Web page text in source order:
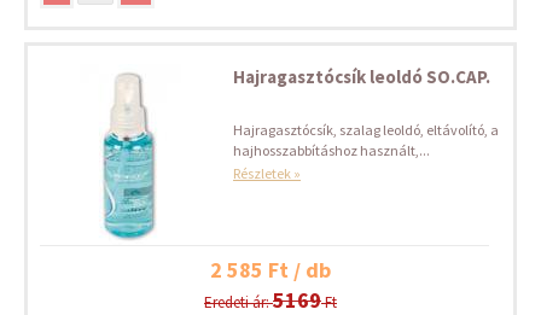
Hajragasztócsík leoldó SO.CAP.
Hajragasztócsík, szalag leoldó, eltávolító, a
hajhosszabbításhoz használt,...
Részletek »
2 585 Ft / db
Eredeti ár:5169Ft